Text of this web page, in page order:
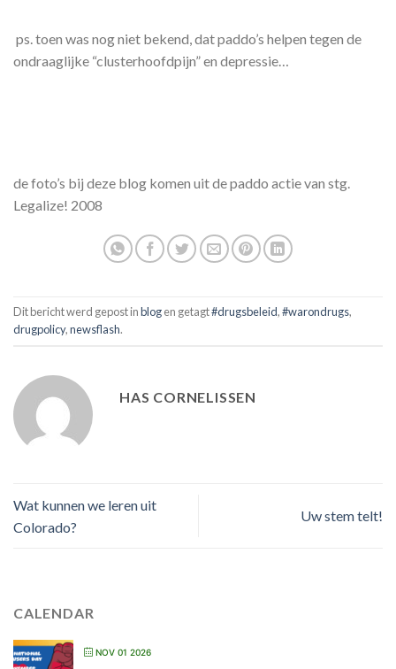
ps. toen was nog niet bekend, dat paddo’s helpen tegen de
ondraaglijke “clusterhoofdpijn” en depressie…
de foto’s bij deze blog komen uit de paddo actie van stg.
Legalize! 2008
Dit bericht werd gepost inblogen getagt#drugsbeleid,#warondrugs,
drugpolicy,newsflash.
HAS CORNELISSEN
Wat kunnen we leren uit
Colorado?
Uw stem telt!
CALENDAR
NOV 01 2026